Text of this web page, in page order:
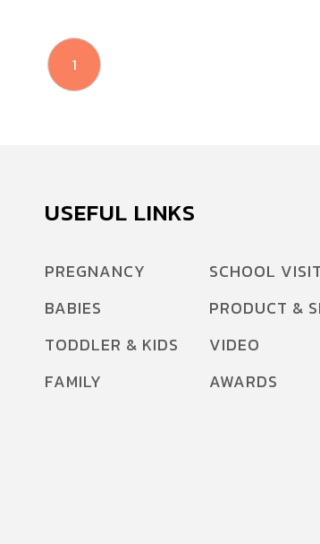
1
USEFUL LINKS
PREGNANCY
BABIES
TODDLER & KIDS
FAMILY
SCHOOL VISIT
PRODUCT &
VIDEO
AWARDS